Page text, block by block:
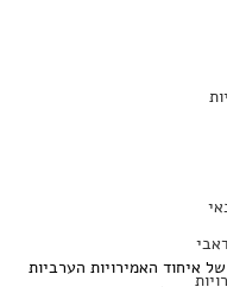
היום הלאומי ה -49 של איחוד האמירויות הערביות